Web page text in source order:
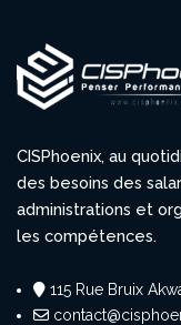
CISPhoenix, au
des besoins des
administrations et
les compétences.
115 Rue Bruix